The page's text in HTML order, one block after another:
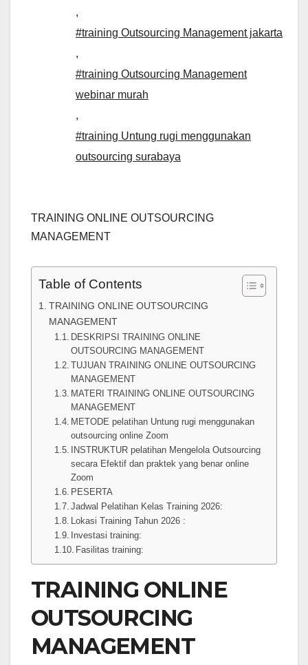
,
#training Outsourcing Management jakarta
,
#training Outsourcing Management
webinar murah
,
#training Untung rugi menggunakan
outsourcing surabaya
TRAINING ONLINE OUTSOURCING
MANAGEMENT
Table of Contents
TRAINING ONLINE OUTSOURCING
MANAGEMENT
DESKRIPSI TRAINING ONLINE
OUTSOURCING MANAGEMENT
TUJUAN TRAINING ONLINE OUTSOURCING
MANAGEMENT
MATERI TRAINING ONLINE OUTSOURCING
MANAGEMENT
METODE pelatihan Untung rugi menggunakan
outsourcing online Zoom
INSTRUKTUR pelatihan Mengelola Outsourcing
secara Efektif dan praktek yang benar online
Zoom
PESERTA
Jadwal Pelatihan Kelas Training 2026:
Lokasi Training Tahun 2026 :
Investasi training:
Fasilitas training:
TRAINING ONLINE
OUTSOURCING
MANAGEMENT